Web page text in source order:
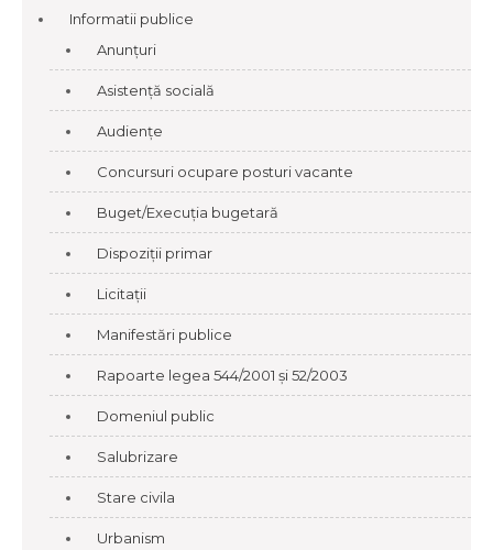
Informatii publice
Anunțuri
Asistență socială
Audiențe
Concursuri ocupare posturi vacante
Buget/Execuția bugetară
Dispoziții primar
Licitații
Manifestări publice
Rapoarte legea 544/2001 și 52/2003
Domeniul public
Salubrizare
Stare civila
Urbanism